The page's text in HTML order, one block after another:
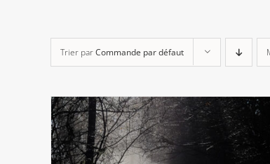
Trier parCommande par défaut